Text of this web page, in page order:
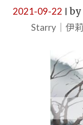
2021-09-22 by
Starry｜伊